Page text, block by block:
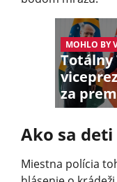
MOHLO BY
Totálny
za
Ako sa
Miestna polícia